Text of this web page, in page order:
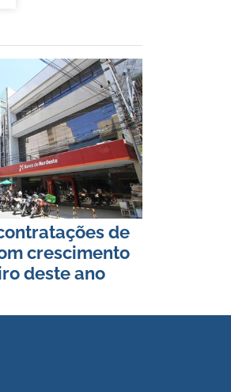
de
crescimento
deste ano